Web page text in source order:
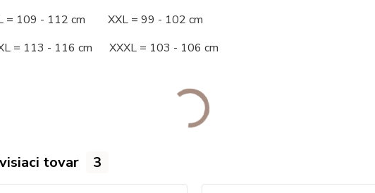
= 109 - 112 cm XXL = 99 - 102 cm
= 113 - 116 cm XXXL = 103 - 106 cm
tovar 3